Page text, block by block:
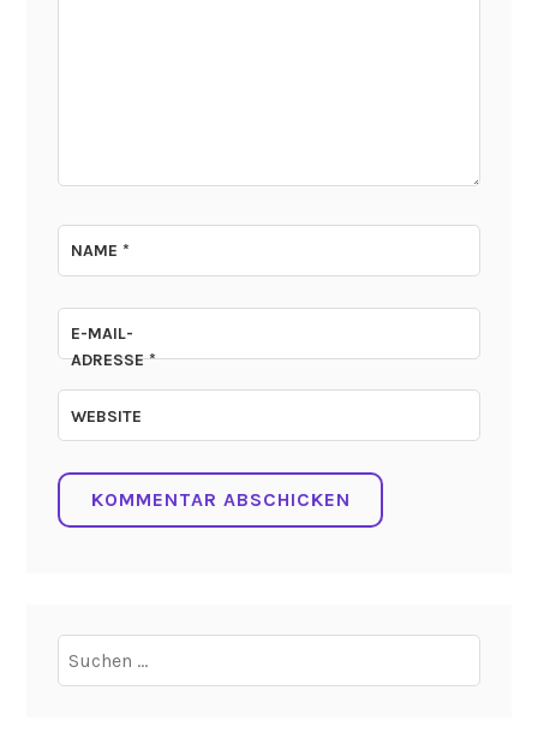
NAME*
E-MAIL-
ADRESSE*
WEBSITE
Suchen
nach: